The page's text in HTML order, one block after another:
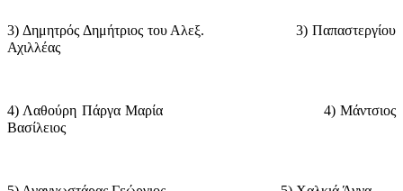
3) Δημητρός Δημήτριος του Αλεξ.
3) Παπαστεργίου
Αχιλλέας
4) Λαθούρη Πάργα Μαρία
4) Μάντσιος
Βασίλειος